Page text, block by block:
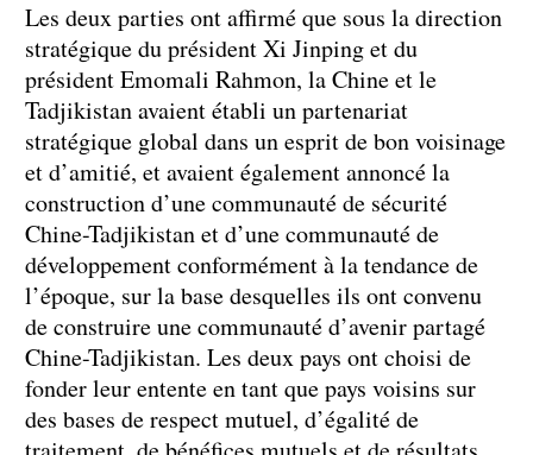
Les deux parties ont affirmé que sous la direction
stratégique du président Xi Jinping et du
président Emomali Rahmon, la Chine et le
Tadjikistan avaient établi un partenariat
stratégique global dans un esprit de bon voisinage
et d’amitié, et avaient également annoncé la
construction d’une communauté de sécurité
Chine-Tadjikistan et d’une communauté de
développement conformément à la tendance de
l’époque, sur la base desquelles ils ont convenu
de construire une communauté d’avenir partagé
Chine-Tadjikistan. Les deux pays ont choisi de
fonder leur entente en tant que pays voisins sur
des bases de respect mutuel, d’égalité de